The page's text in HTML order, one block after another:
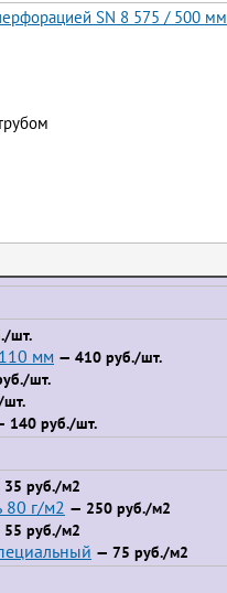
SN 8 575 / 500 мм
шт.
мм — 410 руб./шт.
шт.
140 руб./шт.
руб./м2
80 г/м2 — 250 руб./м2
руб./м2
— 75 руб./м2